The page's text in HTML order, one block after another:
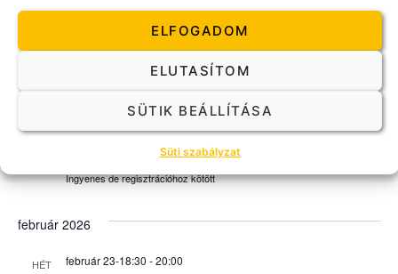
ELFOGADOM
ELUTASÍTOM
SÜTIK BEÁLLÍTÁSA
Süti szabályzat
19:30
Ingyenes de regisztrációhoz kötött
február 2026
HÉT február 23-18:30 -20:00